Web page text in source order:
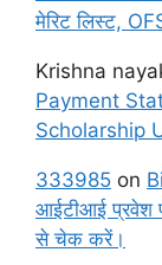
मेरिट लिस्ट,
Krishna
Payment
Scholarship
333985 on
आईटीआई प्रवेश
से चेक करें।